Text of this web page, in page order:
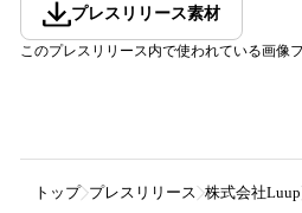
プレスリリース素材
このプレスリリース内で使われている画像
トップ プレスリリース 株式会社Luup